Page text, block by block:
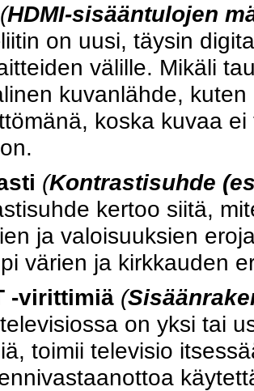
(HDMI-sisääntulojen
on uusi, täysin
välille. Mikäli
kuvanlähde,
koska kuvaa
(Kontrastisuhde
kertoo siitä,
ja valoisuuksien
värien ja kirkkauden
-virittimiä (
on yksi tai
toimii televisio